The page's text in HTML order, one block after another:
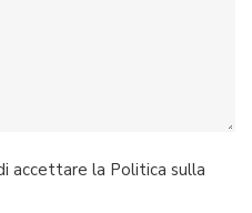
accettare la Politica sulla